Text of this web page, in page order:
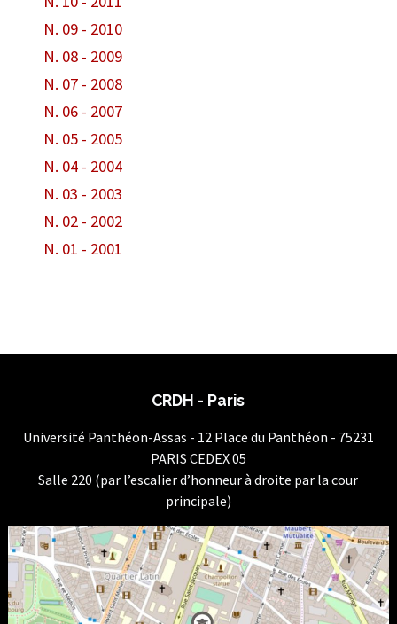
N. 09 - 2010
N. 08 - 2009
N. 07 - 2008
N. 06 - 2007
N. 05 - 2005
N. 04 - 2004
N. 03 - 2003
N. 02 - 2002
N. 01 - 2001
CRDH - Paris
Université Panthéon-Assas - 12 Place du Panthéon - 75231
PARIS CEDEX 05
Salle 220 (par l’escalier d’honneur à droite par la cour
principale)